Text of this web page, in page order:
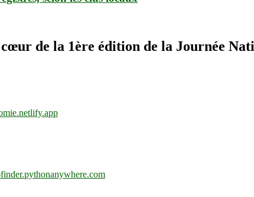
de la 1ère édition de la Journée